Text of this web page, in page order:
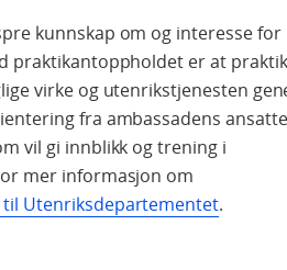
kunnskap om og interesse for
praktikantoppholdet er at
virke og utenrikstjenesten
fra ambassadens
vil gi innblikk og trening i
mer informasjon om
Utenriksdepartementet.